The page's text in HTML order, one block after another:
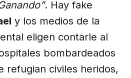
. Hay fake
y los medios de la
eligen contarle al
bombardeados
refugian civiles heridos,